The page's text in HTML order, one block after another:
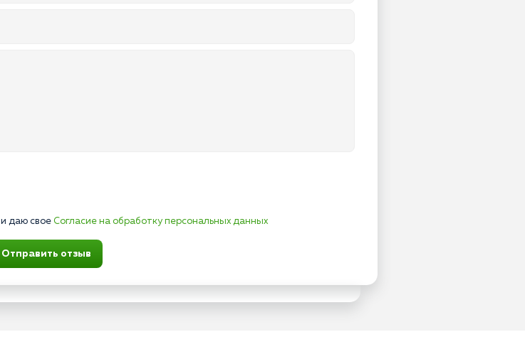
и даю свое Согласие на обработку персональных данных
Отправить отзыв